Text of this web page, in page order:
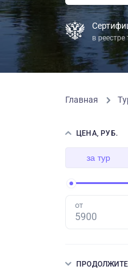
в
Главная
ЦЕНА, РУБ.
за тур
от